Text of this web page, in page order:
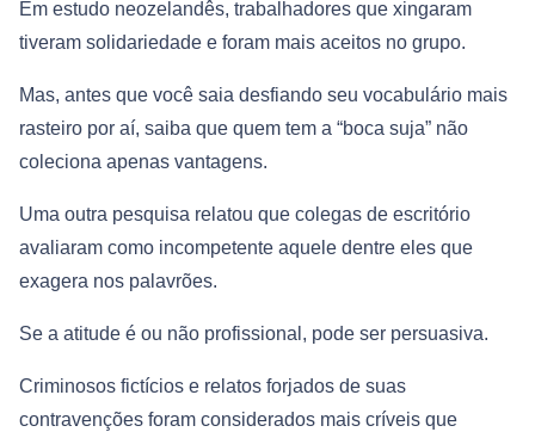
Em estudo neozelandês, trabalhadores que xingaram
tiveram solidariedade e foram mais aceitos no grupo.
Mas, antes que você saia desfiando seu vocabulário mais
rasteiro por aí, saiba que quem tem a “boca suja” não
coleciona apenas vantagens.
Uma outra pesquisa relatou que colegas de escritório
avaliaram como incompetente aquele dentre eles que
exagera nos palavrões.
Se a atitude é ou não profissional, pode ser persuasiva.
Criminosos fictícios e relatos forjados de suas
contravenções foram considerados mais críveis que